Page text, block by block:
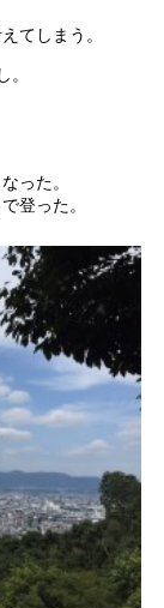
てしまう。
。
った。
登った。